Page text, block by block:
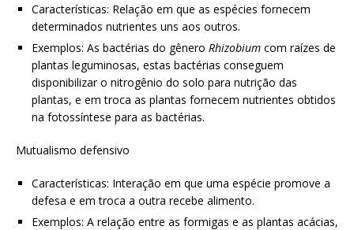
Características: Relação em que as espécies fornecem
determinados nutrientes uns aos outros.
Exemplos: As bactérias do gênero Rhizobium com raízes de
plantas leguminosas, estas bactérias conseguem
disponibilizar o nitrogênio do solo para nutrição das
plantas, e em troca as plantas fornecem nutrientes obtidos
na fotossíntese para as bactérias.
Mutualismo defensivo
Características: Interação em que uma espécie promove a
defesa e em troca a outra recebe alimento.
Exemplos: A relação entre as formigas e as plantas acácias,